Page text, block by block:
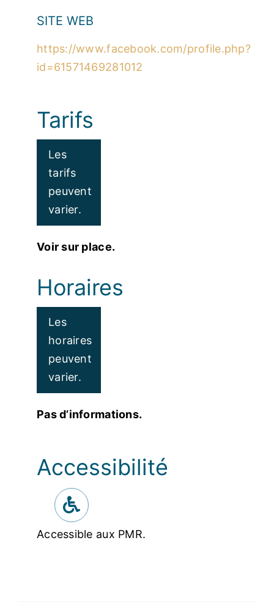
SITE WEB
https://www.facebook.com/profile.php?
id=61571469281012
Tarifs
Les
tarifs
peuvent
varier.
Voir sur place.
Horaires
Les
horaires
peuvent
varier.
Pas d’informations.
Accessibilité
Accessible aux PMR.